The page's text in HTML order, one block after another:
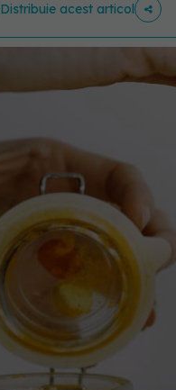
Distribuie acest articol